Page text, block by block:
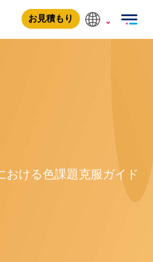
お見積もり
おける色課題克服ガイド